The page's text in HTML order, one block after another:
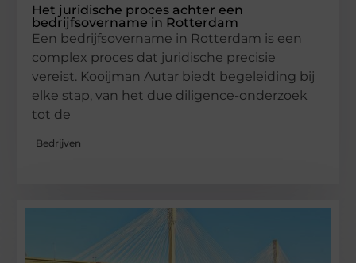
Het juridische proces achter een
bedrijfsovername in Rotterdam
Een bedrijfsovername in Rotterdam is een
complex proces dat juridische precisie
vereist. Kooijman Autar biedt begeleiding bij
elke stap, van het due diligence-onderzoek
tot de
Bedrijven